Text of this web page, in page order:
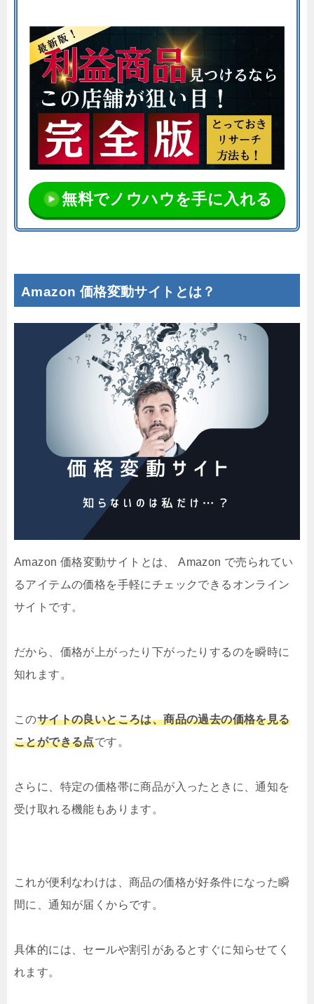
無料でノウハウを手に入れる
Amazon 価格変動サイトとは？
Amazon 価格変動サイトとは、 Amazon で売られてい
るアイテムの価格を手軽にチェックできるオンライン
サイトです。
だから、価格が上がったり下がったりするのを瞬時に
知れます。
このサイトの良いところは、商品の過去の価格を見る
ことができる点です。
さらに、特定の価格帯に商品が入ったときに、通知を
受け取れる機能もあります。
これが便利なわけは、商品の価格が好条件になった瞬
間に、通知が届くからです。
具体的には、セールや割引があるとすぐに知らせてく
れます。